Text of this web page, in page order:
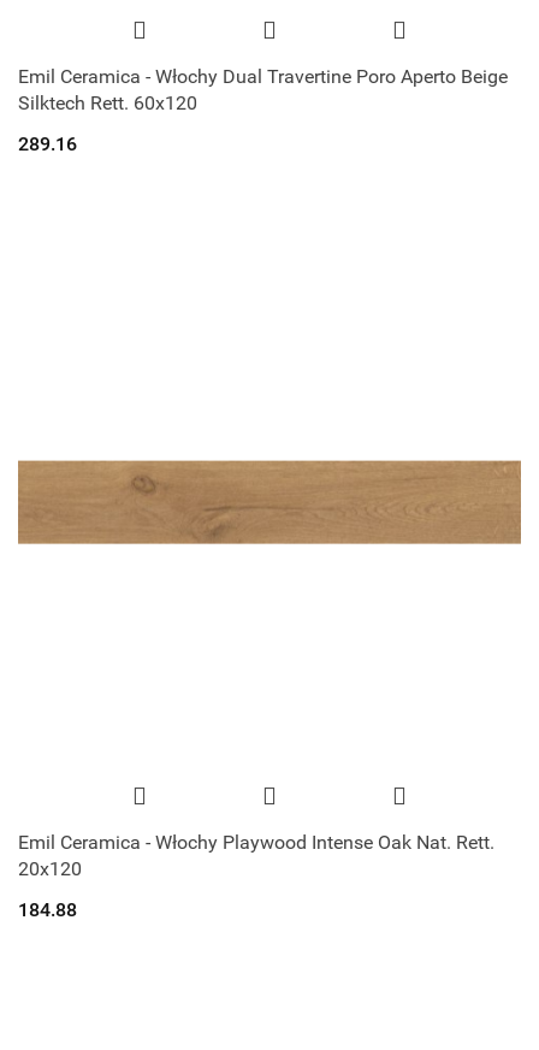
Emil Ceramica - Włochy Dual Travertine Poro Aperto Beige
Silktech Rett. 60x120
289.16
Emil Ceramica - Włochy Playwood Intense Oak Nat. Rett.
20x120
184.88